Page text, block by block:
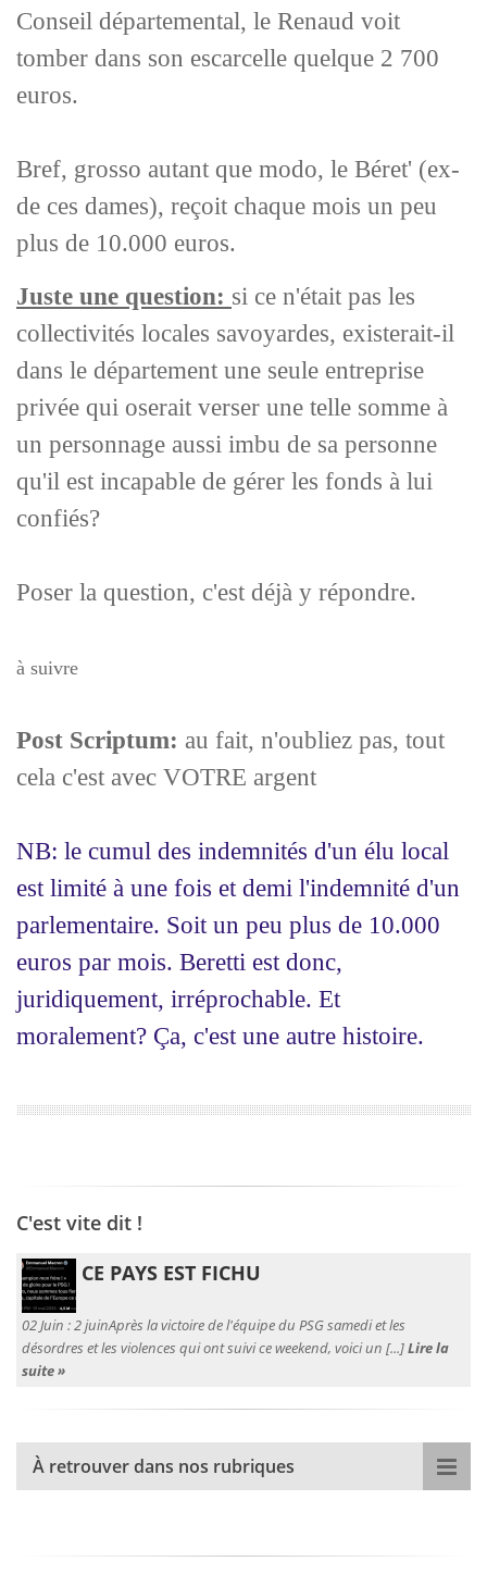
Conseil départemental, le Renaud voit
tomber dans son escarcelle quelque 2 700
euros.
Bref, grosso autant que modo, le Béret' (ex-
de ces dames), reçoit chaque mois un peu
plus de 10.000 euros.
Juste une question: si ce n'était pas les
collectivités locales savoyardes, existerait-il
dans le département une seule entreprise
privée qui oserait verser une telle somme à
un personnage aussi imbu de sa personne
qu'il est incapable de gérer les fonds à lui
confiés?
Poser la question, c'est déjà y répondre.
à suivre
Post Scriptum: au fait, n'oubliez pas, tout
cela c'est avec VOTRE argent
NB: le cumul des indemnités d'un élu local
est limité à une fois et demi l'indemnité d'un
parlementaire. Soit un peu plus de 10.000
euros par mois. Beretti est donc,
juridiquement, irréprochable. Et
moralement? Ça, c'est une autre histoire.
C'est vite dit !
CE PAYS EST FICHU
02 Juin :2 juinAprès la victoire de l'équipe du PSG samedi et les
désordres et les violences qui ont suivi ce weekend, voici un [...]Lire la
suite »
À retrouver dans nos rubriques